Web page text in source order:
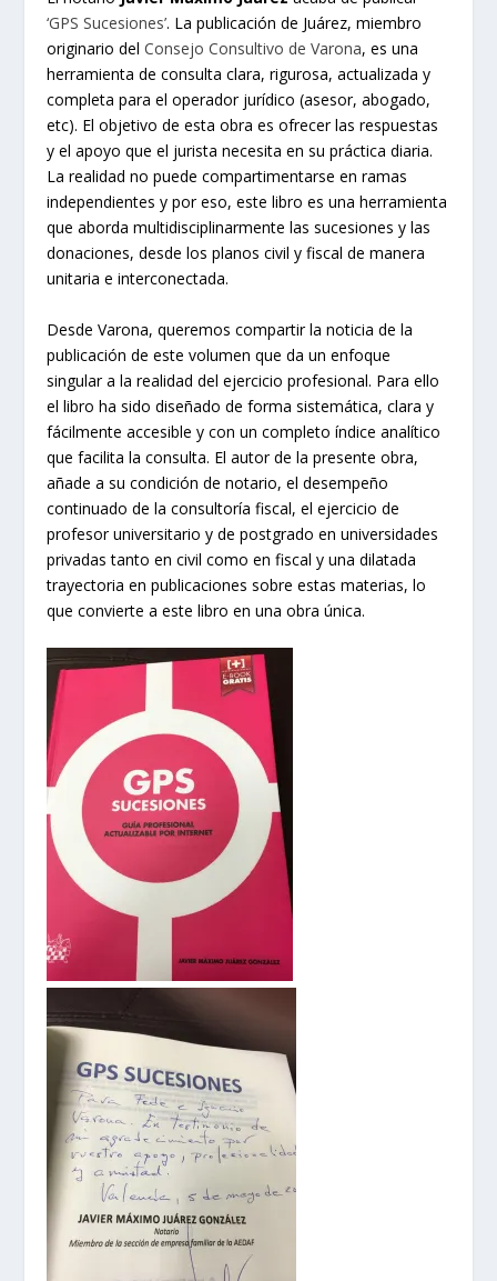
‘GPS Sucesiones’. La publicación de Juárez, miembro
originario delConsejo Consultivo de Varona, es una
herramienta de consulta clara, rigurosa, actualizada y
completa para el operador jurídico (asesor, abogado,
etc). El objetivo de esta obra es ofrecer las respuestas
y el apoyo que el jurista necesita en su práctica diaria.
La realidad no puede compartimentarse en ramas
independientes y por eso, este libro es una herramienta
que aborda multidisciplinarmente las sucesiones y las
donaciones, desde los planos civil y fiscal de manera
unitaria e interconectada.
Desde Varona, queremos compartir la noticia de la
publicación de este volumen que da un enfoque
singular a la realidad del ejercicio profesional. Para ello
el libro ha sido diseñado de forma sistemática, clara y
fácilmente accesible y con un completo índice analítico
que facilita la consulta. El autor de la presente obra,
añade a su condición de notario, el desempeño
continuado de la consultoría fiscal, el ejercicio de
profesor universitario y de postgrado en universidades
privadas tanto en civil como en fiscal y una dilatada
trayectoria en publicaciones sobre estas materias, lo
que convierte a este libro en una obra única.